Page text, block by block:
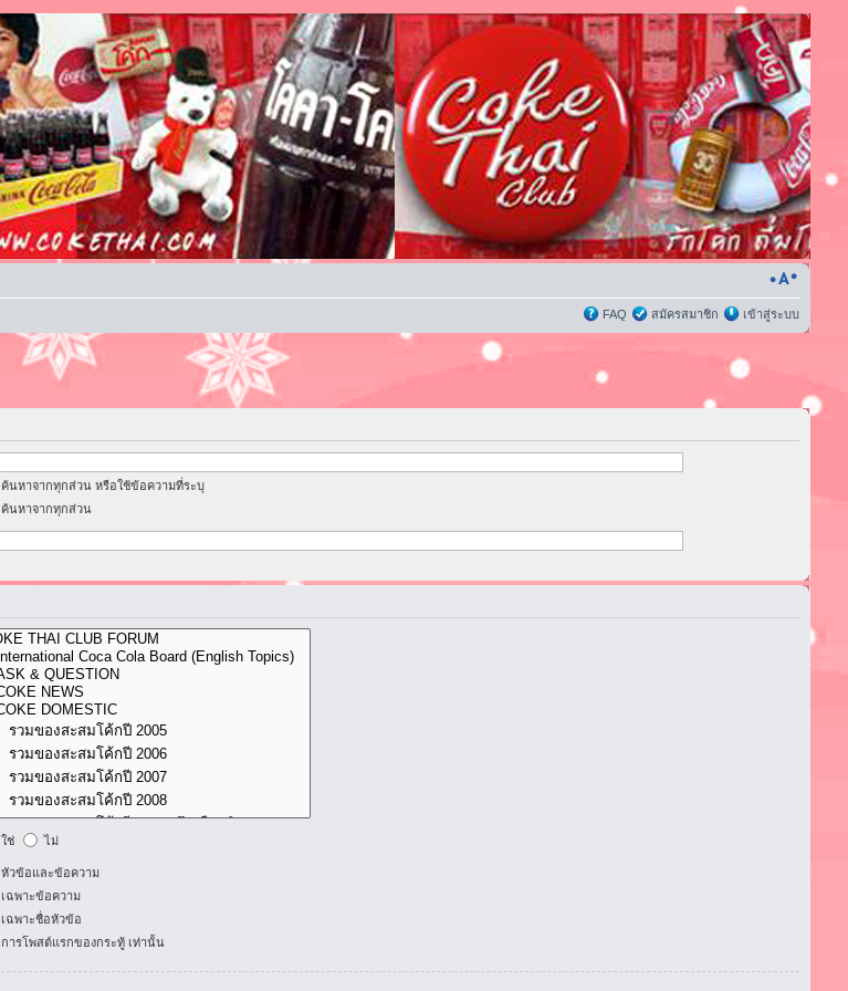
FAQ สมัครสมาชิก เข้าสู่ระบบ
ค้นหาจากทุกส่วน หรือใช้ข้อความที่ระบุ
ค้นหาจากทุกส่วน
ใช่ ไม่
หัวข้อและข้อความ
เฉพาะข้อความ
เฉพาะชื่อหัวข้อ
การโพสต์แรกของกระทู้ เท่านั้น